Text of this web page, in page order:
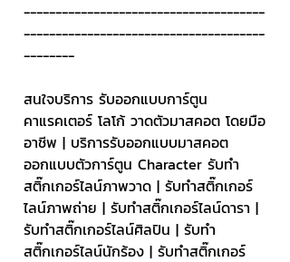
--------------------------------------
--------------------------------------
--------
สนใจบริการ รับออกแบบการ์ตูน
คาแรคเตอร์ โลโก้ วาดตัวมาสคอต โดยมือ
อาชีพ | บริการรับออกแบบมาสคอต
ออกแบบตัวการ์ตูน Character รับทำ
สติ๊กเกอร์ไลน์ภาพวาด | รับทำสติ๊กเกอร์
ไลน์ภาพถ่าย | รับทำสติ๊กเกอร์ไลน์ดารา |
รับทำสติ๊กเกอร์ไลน์ศิลปิน | รับทำ
สติ๊กเกอร์ไลน์นักร้อง | รับทำสติ๊กเกอร์